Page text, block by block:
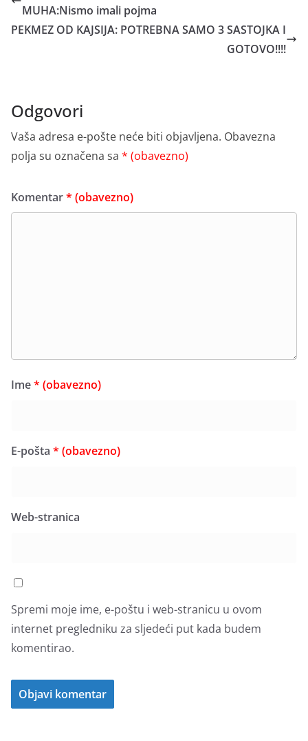
MUHA:Nismo imali pojma
PEKMEZ OD KAJSIJA: POTREBNA SAMO 3 SASTOJKA I
GOTOVO!!!!
Odgovori
Vaša adresa e-pošte neće biti objavljena. Obavezna
polja su označena sa * (obavezno)
Komentar* (obavezno)
Ime* (obavezno)
E-pošta * (obavezno)
Web-stranica
Spremi moje ime, e-poštu i web-stranicu u ovom
internet pregledniku za sljedeći put kada budem
komentirao.